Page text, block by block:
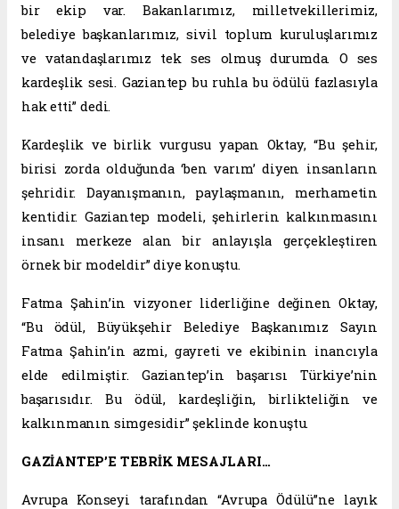
bir ekip var. Bakanlarımız, milletvekillerimiz,
belediye başkanlarımız, sivil toplum kuruluşlarımız
ve vatandaşlarımız tek ses olmuş durumda. O ses
kardeşlik sesi. Gaziantep bu ruhla bu ödülü fazlasıyla
hak etti” dedi.
Kardeşlik ve birlik vurgusu yapan Oktay, “Bu şehir,
birisi zorda olduğunda ‘ben varım’ diyen insanların
şehridir. Dayanışmanın, paylaşmanın, merhametin
kentidir. Gaziantep modeli, şehirlerin kalkınmasını
insanı merkeze alan bir anlayışla gerçekleştiren
örnek bir modeldir” diye konuştu.
Fatma Şahin’in vizyoner liderliğine değinen Oktay,
“Bu ödül, Büyükşehir Belediye Başkanımız Sayın
Fatma Şahin’in azmi, gayreti ve ekibinin inancıyla
elde edilmiştir. Gaziantep’in başarısı Türkiye’nin
başarısıdır. Bu ödül, kardeşliğin, birlikteliğin ve
kalkınmanın simgesidir” şeklinde konuştu.
GAZİANTEP’E TEBRİK MESAJLARI…
Avrupa Konseyi tarafından “Avrupa Ödülü”ne layık